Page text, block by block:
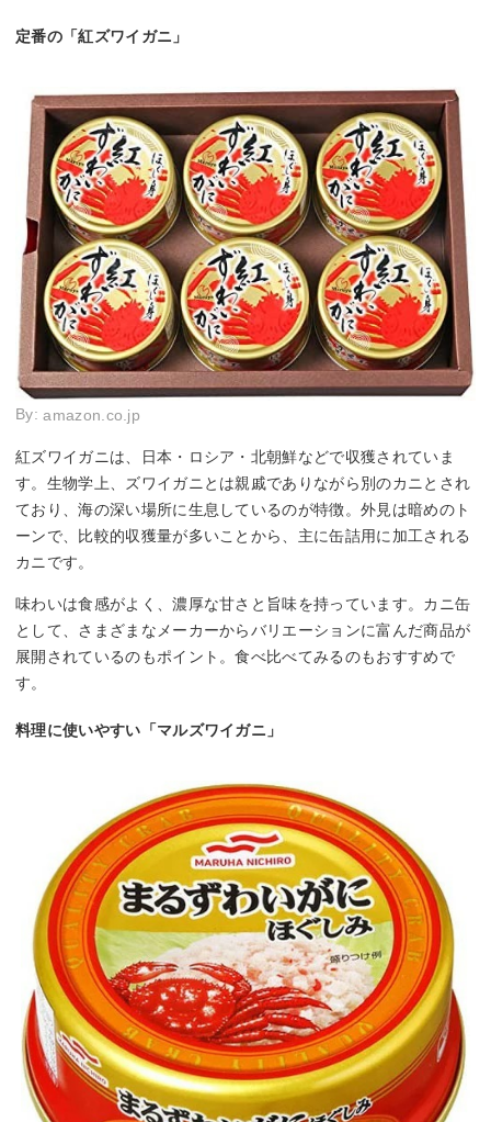
定番の「紅ズワイガニ」
By:amazon.co.jp
紅ズワイガニは、日本・ロシア・北朝鮮などで収獲されていま
す。生物学上、ズワイガニとは親戚でありながら別のカニとされ
ており、海の深い場所に生息しているのが特徴。外見は暗めのト
ーンで、比較的収獲量が多いことから、主に缶詰用に加工される
カニです。
味わいは食感がよく、濃厚な甘さと旨味を持っています。カニ缶
として、さまざまなメーカーからバリエーションに富んだ商品が
展開されているのもポイント。食べ比べてみるのもおすすめで
す。
料理に使いやすい「マルズワイガニ」